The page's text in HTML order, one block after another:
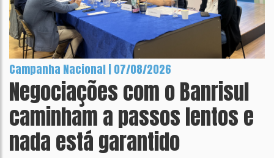
Campanha Nacional | 07/08/2026
Negociações com o Banrisul
caminham a passos lentos e
nada está garantido